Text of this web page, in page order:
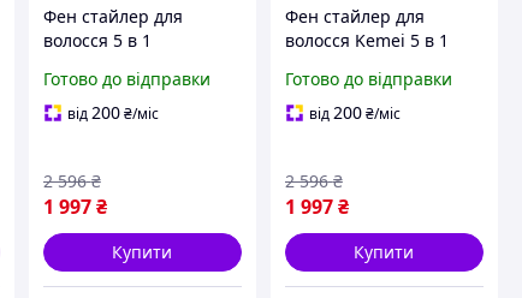
Фен стайлер для
волосся 5 в 1
Magic Hair 1600 Вт 5
насадок Фіолетовий
Готово до відправки
від200 ₴/міс
1 997 ₴
2 596 ₴
Купити
Фен стайлер для
волосся Kemei 5 в 1
Magic Hair 1600 Вт 5
насадок Рожевий
Готово до відправки
від200₴/міс
1 997₴
2 596 ₴
Купити